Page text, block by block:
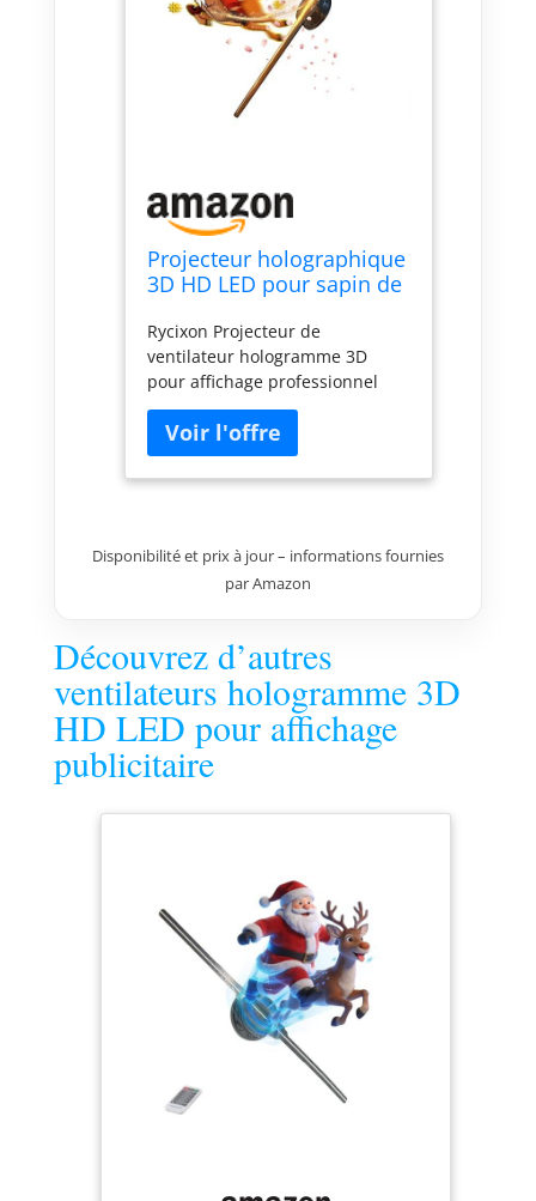
Projecteur holographique
3D HD LED pour sapin de
télécommande Bluetooth
WiFi 1500 vidéothèque
pour bar d'affaires,
Halloween
Rycixon Projecteur de
ventilateur hologramme 3D
pour affichage professionnel
Disponibilité et prix à jour – informations fournies
par Amazon
Découvrez d’autres
ventilateurs hologramme 3D
HD LED pour affichage
publicitaire